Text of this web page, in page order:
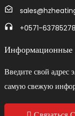
+0571-63785278
Информационные
Введите свой
самую свежую